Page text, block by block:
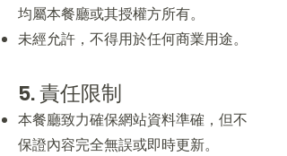
均屬本餐廳或其授權方所有。
未經允許，不得用於任何商業用途。
5. 責任限制
本餐廳致力確保網站資料準確，但不
保證內容完全無誤或即時更新。